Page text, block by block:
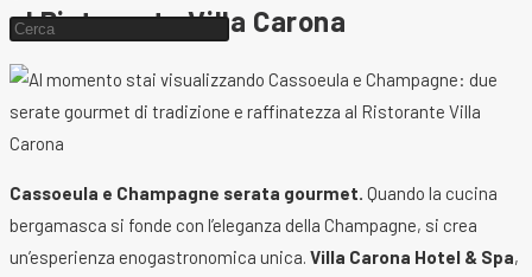
Cerca
sito
web
al Ristorante Villa Carona
Cassoeula e Champagne serata gourmet. Quando la cucina
bergamasca si fonde con l’eleganza della Champagne, si crea
un’esperienza enogastronomica unica. Villa Carona Hotel & Spa,